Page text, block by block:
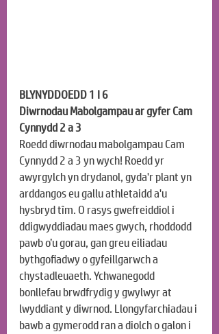
BLYNYDDOEDD 1 I 6
Diwrnodau Mabolgampau ar gyfer Cam
Cynnydd 2 a 3
Roedd diwrnodau mabolgampau Cam
Cynnydd 2 a 3 yn wych! Roedd yr
awyrgylch yn drydanol, gyda'r plant yn
arddangos eu gallu athletaidd a'u
hysbryd tîm. O rasys gwefreiddiol i
ddigwyddiadau maes gwych, rhoddodd
pawb o’u gorau, gan greu eiliadau
bythgofiadwy o gyfeillgarwch a
chystadleuaeth. Ychwanegodd
bonllefau brwdfrydig y gwylwyr at
lwyddiant y diwrnod. Llongyfarchiadau i
bawb a gymerodd ran a diolch o galon i